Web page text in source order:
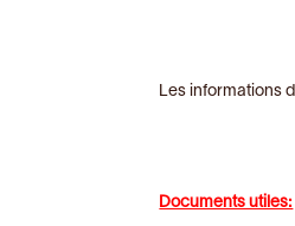
Les informations
Documents utiles: